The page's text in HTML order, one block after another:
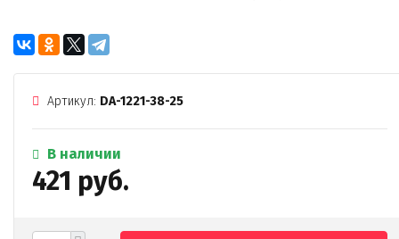
Артикул: DA-1221-38-25
В наличии
421 руб.